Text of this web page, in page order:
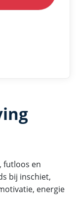
futloos en
bij inschiet,
energie